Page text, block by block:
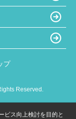
プ
Reserved.
ビス向上検討を目的と